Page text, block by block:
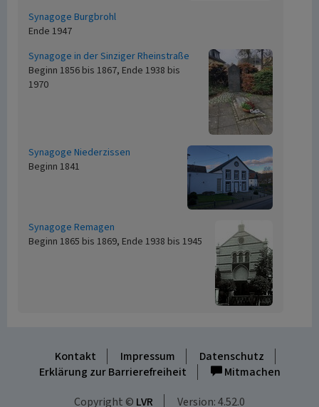
Synagoge Burgbrohl
Ende 1947
Synagoge in der Sinziger Rheinstraße
Beginn 1856 bis 1867, Ende 1938 bis
1970
Synagoge Niederzissen
Beginn 1841
Synagoge Remagen
Beginn 1865 bis 1869, Ende 1938 bis 1945
Kontakt Impressum
Datenschutz
Erklärung zur Barrierefreiheit
Mitmachen
Copyright © LVR Version: 4.52.0